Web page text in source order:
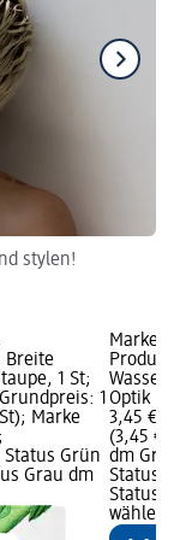
stylen!
Breite
1 St;
1
Marke
Grün
Grau dm
Marke:
Optik
3,45 €;
(3,45 €
dm
Status
Status
wählen